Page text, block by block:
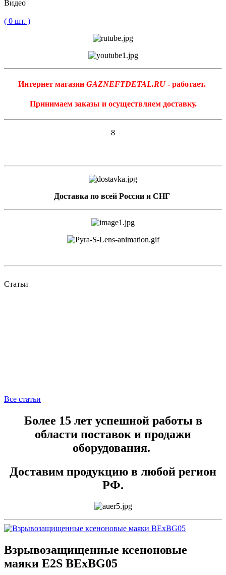
Видео
( 0 шт. )
Интернет магазин GAZNEFTDETAL.RU- работает.
Принимаем заказы и осуществляем доставку.
8
Доставка по всей России и СНГ
Статьи
Все статьи
Более 15 лет успешной работы в
области поставок и продажи
оборудования.
Доставим продукцию в любой регион
РФ.
Взрывозащищенные ксеноновые
маяки E2S BExBG05